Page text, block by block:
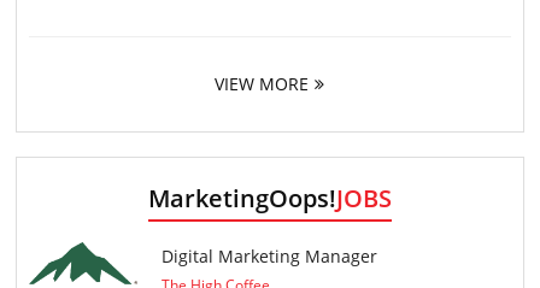
VIEW MORE
MarketingOops!JOBS
Digital Marketing Manager